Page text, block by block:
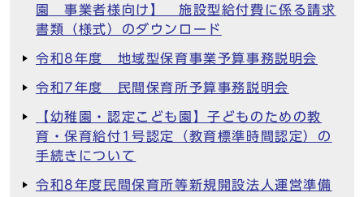
園 事業者様向け】 施設型給付費に係る請求
書類（様式）のダウンロード
令和8年度 地域型保育事業予算事務説明会
令和7年度 民間保育所予算事務説明会
【幼稚園・認定こども園】子どものための教
育・保育給付1号認定（教育標準時間認定）の
手続きについて
令和8年度民間保育所等新規開設法人運営準備